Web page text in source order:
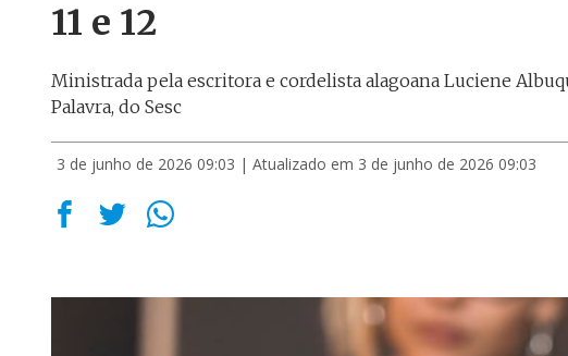
11 e 12
Ministrada pela escritora e cordelista alagoana Luciene
Palavra, do Sesc
3 de junho de 2026 09:03 | Atualizado em 3 de junho de 2026 09:03